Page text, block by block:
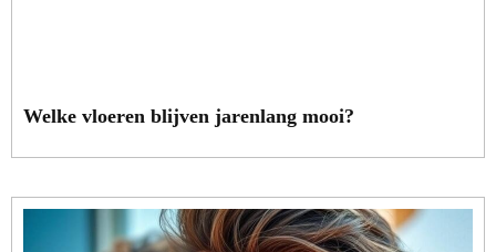
Welke vloeren blijven jarenlang mooi?